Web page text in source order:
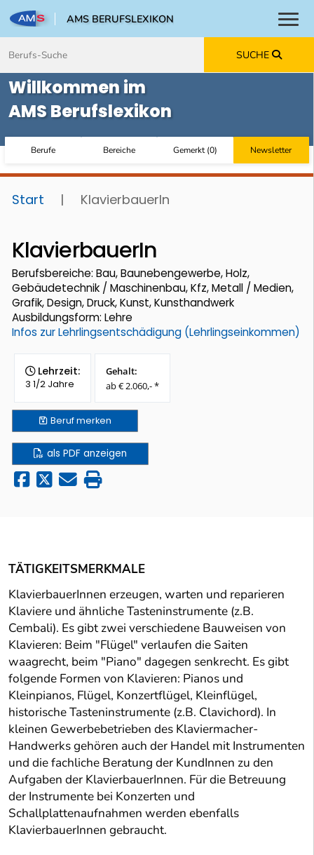
AMS BERUFSLEXIKON
SUCHE
Willkommen im
AMS Berufslexikon
Berufe Bereiche Gemerkt(0) Newsletter
Start | KlavierbauerIn
KlavierbauerIn
Berufsbereiche: Bau, Baunebengewerbe, Holz,
Gebäudetechnik / Maschinenbau, Kfz, Metall / Medien,
Grafik, Design, Druck, Kunst, Kunsthandwerk
Ausbildungsform: Lehre
Infos zur Lehrlingsentschädigung (Lehrlingseinkommen)
Lehrzeit:
3 1/2 Jahre
Gehalt:
ab € 2.060,- *
Berufmerken
als PDF anzeigen
TÄTIGKEITSMERKMALE
KlavierbauerInnen erzeugen, warten und reparieren
Klaviere und ähnliche Tasteninstrumente (z.B.
Cembali). Es gibt zwei verschiedene Bauweisen von
Klavieren: Beim "Flügel" verlaufen die Saiten
waagrecht, beim "Piano" dagegen senkrecht. Es gibt
folgende Formen von Klavieren: Pianos und
Kleinpianos, Flügel, Konzertflügel, Kleinflügel,
historische Tasteninstrumente (z.B. Clavichord). In
kleinen Gewerbebetrieben des Klaviermacher-
Handwerks gehören auch der Handel mit Instrumenten
und die fachliche Beratung der KundInnen zu den
Aufgaben der KlavierbauerInnen. Für die Betreuung
der Instrumente bei Konzerten und
Schallplattenaufnahmen werden ebenfalls
KlavierbauerInnen gebraucht.